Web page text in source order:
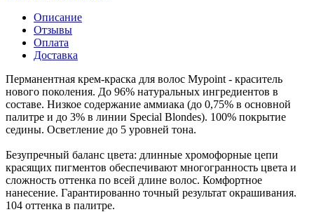
Описание
Отзывы
Оплата
Доставка
Перманентная крем-краска для волос Mypoint - краситель
нового поколения. До 96% натуральных ингредиентов в
составе. Низкое содержание аммиака (до 0,75% в основной
палитре и до 3% в линии Special Blondes). 100% покрытие
седины. Осветление до 5 уровней тона.
Безупречный баланс цвета: длинные хромофорные цепи
красящих пигментов обеспечивают многогранность цвета и
сложность оттенка по всей длине волос. Комфортное
нанесение. Гарантированно точный результат окрашивания.
104 оттенка в палитре.